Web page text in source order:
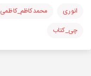
انوری محمدکاظم_کاظمی
چی_کتاب